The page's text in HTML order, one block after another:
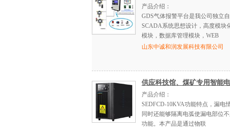
产品介绍：
GDS气体报警平台是我公司独立
SCADA系统思想设计，高度模块
模块，数据库管理模块，WEB
山东中诚和润发展科技有限公司
供应科技馆、煤矿专用智能
产品介绍：
SEDFCD-10KVA功能特点，漏电
同时还能够隔离电弧使漏电部位
功能。本产品是通过物联